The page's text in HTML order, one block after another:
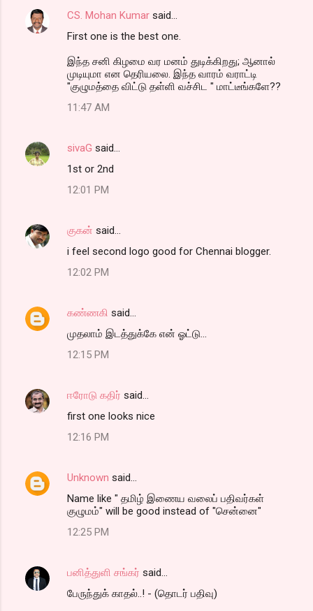
CS. Mohan Kumar said…
First one is the best one.
இந்த சனி கிழமை வர மனம் துடிக்கிறது; ஆனால்
முடியுமா என தெரியலை. இந்த வாரம் வராட்டி
"குழுமத்தை விட்டு தள்ளி வச்சிட " மாட்டீங்களே??
11:47 AM
sivaG said…
1st or 2nd
12:01 PM
குகன் said…
i feel second logo good for Chennai blogger.
12:02 PM
கண்ணகி said…
முதலாம் இடத்துக்கே என் ஓட்டு...
12:15 PM
ஈரோடு கதிர் said…
first one looks nice
12:16 PM
Unknown said…
Name like " தமிழ் இணைய வலைப் பதிவர்கள்
குழுமம்" will be good instead of "சென்னை"
12:25 PM
பனித்துளி சங்கர் said…
பேருந்துக் காதல்..! - (தொடர் பதிவு)